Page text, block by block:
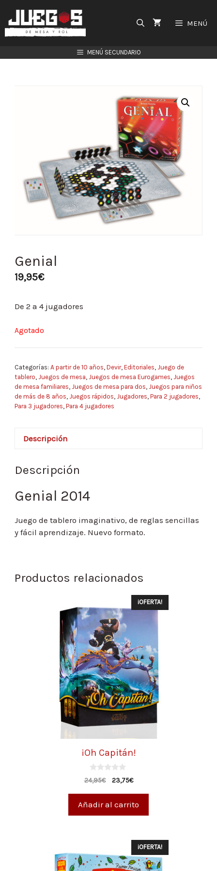
contenido
MENÚ
MENÚ SECUNDARIO
Genial
19,95€
De 2 a 4 jugadores
Agotado
Categorías: A partir de 10 años, Devir, Editoriales, Juego de
tablero, Juegos de mesa, Juegos de mesa Eurogames, Juegos
de mesa familiares, Juegos de mesa para dos, Juegos para niños
de más de 8 años, Juegos rápidos, Jugadores, Para 2 jugadores,
Para 3 jugadores, Para 4 jugadores
Descripción
Descripción
Genial 2014
Juego de tablero imaginativo, de reglas sencillas
y fácil aprendizaje. Nuevo formato.
Productos relacionados
¡OFERTA!
¡Oh Capitán!
0
d
24,95€ 23,75€
Añadir al carrito
¡OFERTA!